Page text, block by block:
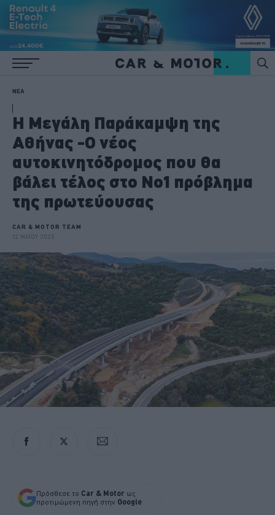
ΝΕΑ
Η Μεγάλη Παράκαμψη της
Αθήνας -Ο νέος
αυτοκινητόδρομος που θα
βάλει τέλος στο Νο1 πρόβλημα
της πρωτεύουσας
CAR & MOTOR TEAM
12 ΜΑΪΟΥ 2025
Πρόσθεσε το Car & Motor ως
προτιμώμενη πηγή στην Google